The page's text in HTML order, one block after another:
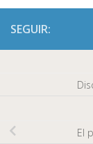
SEGUIR:
El